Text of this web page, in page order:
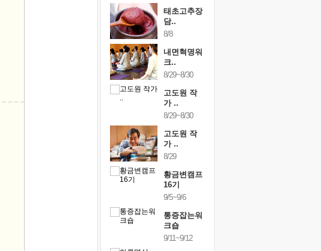
태초고추장
담..
8/8
내면혁명워
크..
8/29~8/30
고도원 작
가 ..
8/29~8/30
고도원 작
가 ..
8/29
황금변캠프
16기
9/5~9/6
통증잡는워
크숍
9/11~9/12